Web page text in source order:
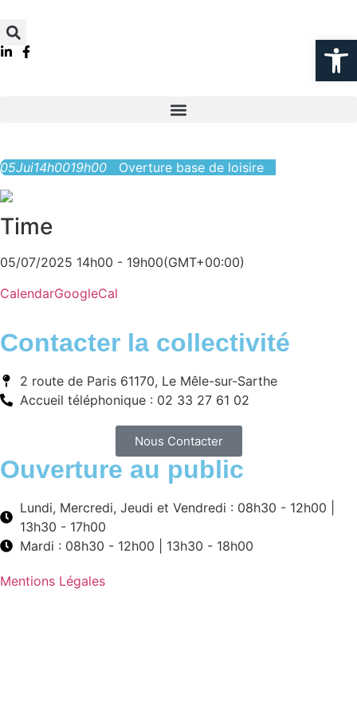
05Jui14h0019h00 Overture base de loisire
Time
05/07/2025 14h00 - 19h00(GMT+00:00)
CalendarGoogleCal
Contacter la collectivité
2 route de Paris 61170, Le Mêle-sur-Sarthe
Accueil téléphonique : 02 33 27 61 02
Nous Contacter
Ouverture au public
Lundi, Mercredi, Jeudi et Vendredi : 08h30 - 12h00 |
13h30 - 17h00
Mardi : 08h30 - 12h00 | 13h30 - 18h00
Mentions Légales
Ouvrir